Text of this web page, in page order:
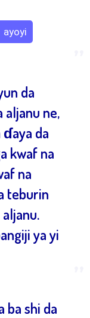
da
aljanu ne,
ɗaya da
kwaf na
na
teburin
ya yi
ba shi da